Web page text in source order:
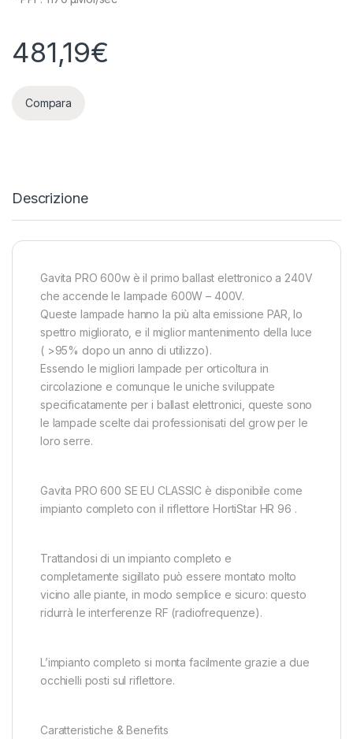
481,19€
Compara
Descrizione
Gavita PRO 600w è il primo ballast elettronico a 240V
che accende le lampade 600W – 400V.
Queste lampade hanno la più alta emissione PAR, lo
spettro migliorato, e il miglior mantenimento della luce
( >95% dopo un anno di utilizzo).
Essendo le migliori lampade per orticoltura in
circolazione e comunque le uniche sviluppate
specificatamente per i ballast elettronici, queste sono
le lampade scelte dai professionisati del grow per le
loro serre.
Gavita PRO 600 SE EU CLASSIC è disponibile come
impianto completo con il riflettore HortiStar HR 96 .
Trattandosi di un impianto completo e
completamente sigillato può essere montato molto
vicino alle piante, in modo semplice e sicuro: questo
ridurrà le interferenze RF (radiofrequenze).
L’impianto completo si monta facilmente grazie a due
occhielli posti sul riflettore.
Caratteristiche & Benefits